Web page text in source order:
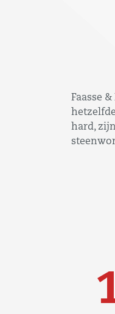
Faasse
hard,